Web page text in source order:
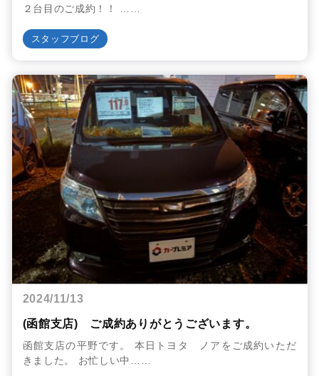
２台目のご成約！！ ……
スタッフブログ
2024/11/13
(函館支店) ご成約ありがとうございます。
函館支店の平野です。 本日トヨタ ノアをご成約いただ
きました。 お忙しい中……